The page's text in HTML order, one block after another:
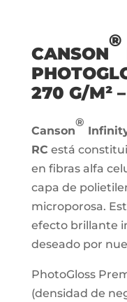
CANSON
®
270 G/M²
Canson
®
RC está
en fibras alfa
capa de
microporosa.
efecto brillante
deseado por
PhotoGloss
(densidad de